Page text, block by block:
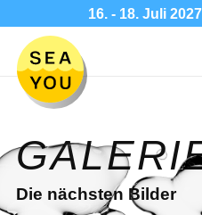
16. - 18. Juli
Die nächsten Bilder